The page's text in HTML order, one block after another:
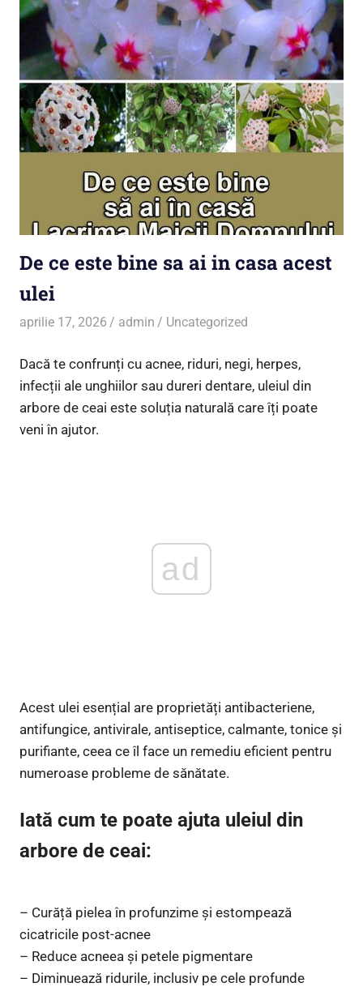
De ce este bine sa ai in casa acest
ulei
aprilie 17, 2026 admin Uncategorized
Dacă te confrunți cu acnee, riduri, negi, herpes,
infecții ale unghiilor sau dureri dentare, uleiul din
arbore de ceai este soluția naturală care îți poate
veni în ajutor.
ad
Acest ulei esențial are proprietăți antibacteriene,
antifungice, antivirale, antiseptice, calmante, tonice și
purifiante, ceea ce îl face un remediu eficient pentru
numeroase probleme de sănătate.
Iată cum te poate ajuta uleiul din
arbore de ceai:
– Curăță pielea în profunzime și estompează
cicatricile post-acnee
– Reduce acneea și petele pigmentare
– Diminuează ridurile, inclusiv pe cele profunde